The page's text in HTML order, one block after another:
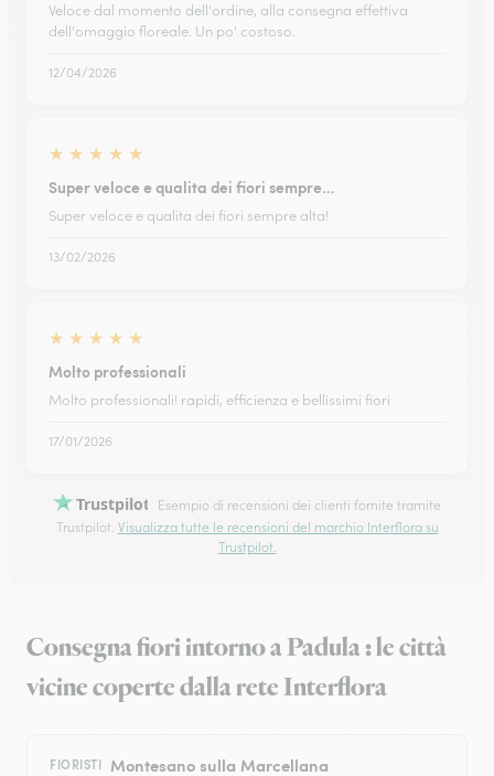
Veloce dal momento dell'ordine, alla consegna effettiva
dell'omaggio floreale. Un po' costoso.
12/04/2026
★ ★ ★ ★ ★
Super veloce e qualita dei fiori sempre…
Super veloce e qualita dei fiori sempre alta!
13/02/2026
★ ★ ★ ★ ★
Molto professionali
Molto professionali! rapidi, efficienza e bellissimi fiori
17/01/2026
Trustpilot
Esempio di recensioni dei clienti fornite tramite
Trustpilot. Visualizza tutte le recensioni del marchio Interflora su
Trustpilot.
Consegna fiori intorno a Padula : le città
vicine coperte dalla rete Interflora
FIORISTI Montesano sulla Marcellana